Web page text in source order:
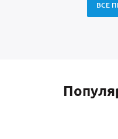
ВСЕ